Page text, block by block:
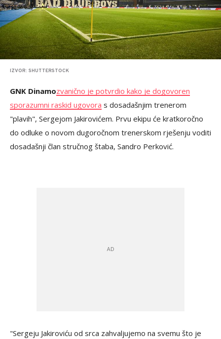
IZVOR: SHUTTERSTOCK
GNK Dinamozvanično je potvrdio kako je dogovoren
sporazumni raskid ugovora s dosadašnjim trenerom
"plavih", Sergejom Jakirovićem. Prvu ekipu će kratkoročno
do odluke o novom dugoročnom trenerskom rješenju voditi
dosadašnji član stručnog štaba, Sandro Perković.
"Sergeju Jakiroviću od srca zahvaljujemo na svemu što je